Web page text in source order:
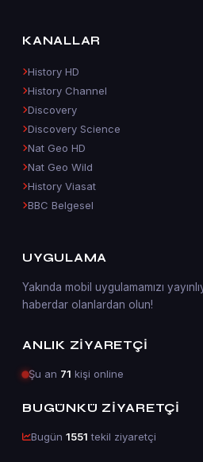
KANALLAR
History HD
History Channel
Discovery
Discovery Science
Nat Geo HD
Nat Geo Wild
History Viasat
BBC Belgesel
UYGULAMA
Yakında mobil uygulamamızı
haberdar olanlardan olun!
ANLIK ZIYARETÇI
Şu an 71 kişi online
BUGÜNKÜ ZIYARETÇI
Bugün 1551 tekil ziyaretçi